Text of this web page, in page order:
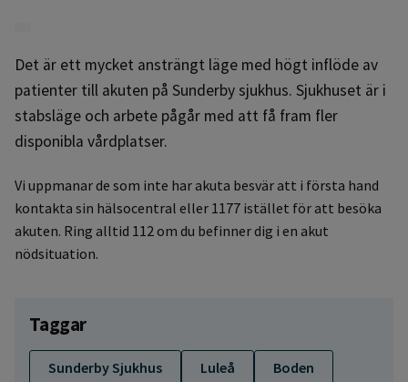
Det är ett mycket ansträngt läge med högt inflöde av
patienter till akuten på Sunderby sjukhus. Sjukhuset är i
stabsläge och arbete pågår med att få fram fler
disponibla vårdplatser.
Vi uppmanar de som inte har akuta besvär att i första hand
kontakta sin hälsocentral eller 1177 istället för att besöka
akuten. Ring alltid 112 om du befinner dig i en akut
nödsituation.
Taggar
Sunderby Sjukhus Luleå
Boden